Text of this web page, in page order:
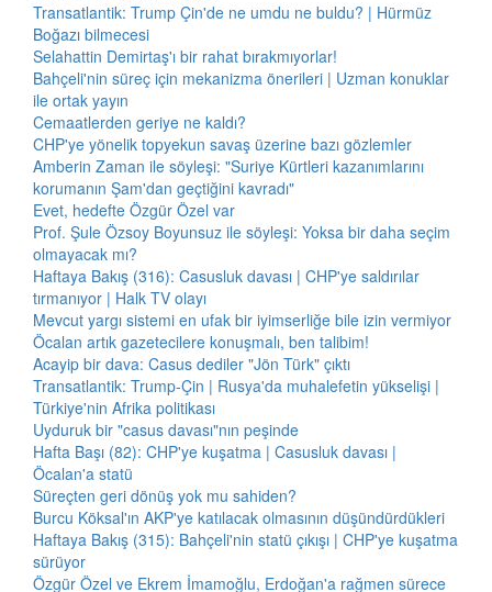
Transatlantik: Trump Çin'de ne umdu ne buldu? | Hürmüz
Boğazı bilmecesi
Selahattin Demirtaş'ı bir rahat bırakmıyorlar!
Bahçeli'nin süreç için mekanizma önerileri | Uzman konuklar
ile ortak yayın
Cemaatlerden geriye ne kaldı?
CHP'ye yönelik topyekun savaş üzerine bazı gözlemler
Amberin Zaman ile söyleşi: "Suriye Kürtleri kazanımlarını
korumanın Şam'dan geçtiğini kavradı"
Evet, hedefte Özgür Özel var
Prof. Şule Özsoy Boyunsuz ile söyleşi: Yoksa bir daha seçim
olmayacak mı?
Haftaya Bakış (316): Casusluk davası | CHP'ye saldırılar
tırmanıyor | Halk TV olayı
Mevcut yargı sistemi en ufak bir iyimserliğe bile izin vermiyor
Öcalan artık gazetecilere konuşmalı, ben talibim!
Acayip bir dava: Casus dediler "Jön Türk" çıktı
Transatlantik: Trump-Çin | Rusya'da muhalefetin yükselişi |
Türkiye'nin Afrika politikası
Uyduruk bir "casus davası"nın peşinde
Hafta Başı (82): CHP'ye kuşatma | Casusluk davası |
Öcalan'a statü
Süreçten geri dönüş yok mu sahiden?
Burcu Köksal'ın AKP'ye katılacak olmasının düşündürdükleri
Haftaya Bakış (315): Bahçeli'nin statü çıkışı | CHP'ye kuşatma
sürüyor
Özgür Özel ve Ekrem İmamoğlu, Erdoğan'a rağmen sürece